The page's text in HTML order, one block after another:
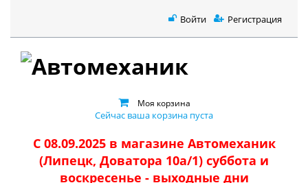
Войти Регистрация
Моя корзина
Сейчас ваша корзина пуста
С 08.09.2025 в магазине Автомеханик
(Липецк, Доватора 10а/1) суббота и
воскресенье - выходные дни